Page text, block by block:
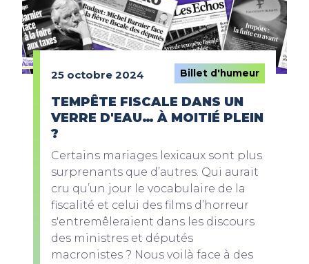
25 octobre 2024 Billet d'humeur
TEMPÊTE FISCALE DANS UN
VERRE D'EAU… À MOITIÉ PLEIN
?
Certains mariages lexicaux sont plus
surprenants que d’autres. Qui aurait
cru qu’un jour le vocabulaire de la
fiscalité et celui des films d’horreur
s'entremêleraient dans les discours
des ministres et députés
macronistes ? Nous voilà face à des